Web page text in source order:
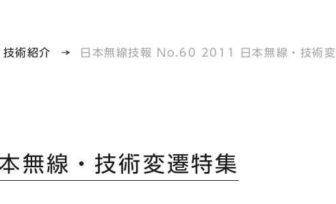
技術紹介 日本無線技報 No.60 2011 日本無線・技術変
線・技術変遷特集